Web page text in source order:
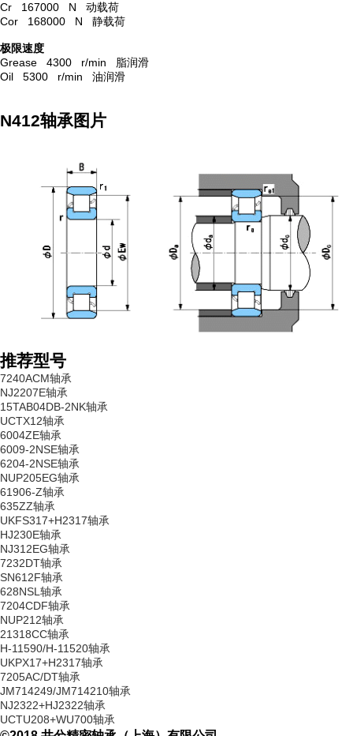
Cr 167000 N 动载荷
Cor 168000 N 静载荷
极限速度
Grease 4300 r/min 脂润滑
Oil 5300 r/min 油润滑
N412轴承图片
推荐型号
7240ACM轴承
NJ2207E轴承
15TAB04DB-2NK轴承
UCTX12轴承
6004ZE轴承
6009-2NSE轴承
6204-2NSE轴承
NUP205EG轴承
61906-Z轴承
635ZZ轴承
UKFS317+H2317轴承
HJ230E轴承
NJ312EG轴承
7232DT轴承
SN612F轴承
628NSL轴承
7204CDF轴承
NUP212轴承
21318CC轴承
H-11590/H-11520轴承
UKPX17+H2317轴承
7205AC/DT轴承
JM714249/JM714210轴承
NJ2322+HJ2322轴承
UCTU208+WU700轴承